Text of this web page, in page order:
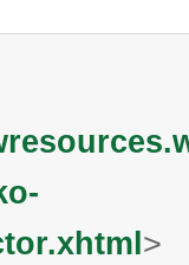
>